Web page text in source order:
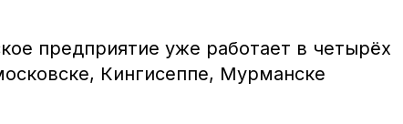
предприятие уже работает в четырёх
Кингисеппе, Мурманске